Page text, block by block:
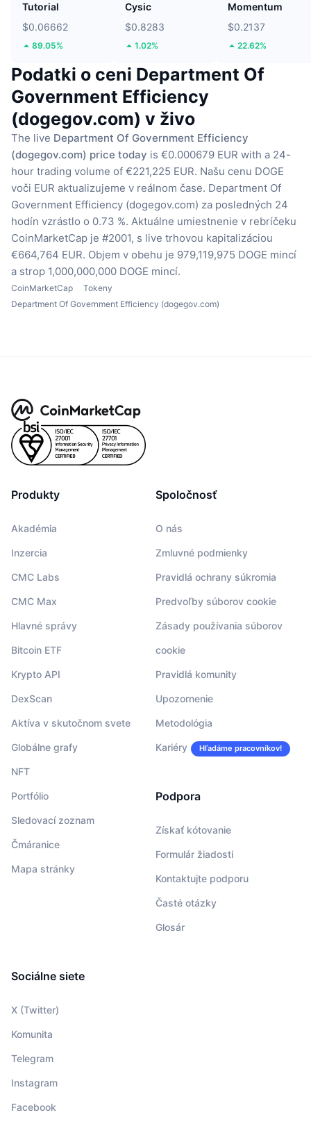
Tutorial
$0.06662
89.05%
Cysic
$0.8283
1.02%
Momentum
$0.2137
22.62%
Podatki o ceni Department Of
Government Efficiency
(dogegov.com) v živo
The live Department Of Government Efficiency
(dogegov.com) price today is €0.000679 EUR with a 24-
hour trading volume of €221,225 EUR. Našu cenu DOGE
voči EUR aktualizujeme v reálnom čase. Department Of
Government Efficiency (dogegov.com) za posledných 24
hodín vzrástlo o 0.73 %. Aktuálne umiestnenie v rebríčeku
CoinMarketCap je #2001, s live trhovou kapitalizáciou
€664,764 EUR. Objem v obehu je 979,119,975 DOGE mincí
a strop 1,000,000,000 DOGE mincí.
CoinMarketCap
Tokeny
Department Of Government Efficiency (dogegov.com)
Produkty
Akadémia
Inzercia
CMC Labs
CMC Max
Hlavné správy
Bitcoin ETF
Krypto API
DexScan
Aktíva v skutočnom svete
Globálne grafy
NFT
Portfólio
Sledovací zoznam
Čmáranice
Mapa stránky
Spoločnosť
O nás
Zmluvné podmienky
Pravidlá ochrany súkromia
Predvoľby súborov cookie
Zásady používania súborov
cookie
Pravidlá komunity
Upozornenie
Metodológia
Kariéry Hľadáme pracovníkov!
Podpora
Získať kótovanie
Formulár žiadosti
Kontaktujte podporu
Časté otázky
Glosár
Sociálne siete
X (Twitter)
Komunita
Telegram
Instagram
Facebook